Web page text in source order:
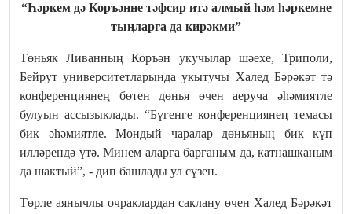
“Һәркем дә Коръәнне тәфсир итә алмый һәм һәркемне
тыңларга да кирәкми”
Төньяк Ливанның Коръән укучылар шәехе, Триполи,
Бейрут университетларында укытучы Халед Бәрәкәт тә
конференциянең бөтен дөнья өчен аеруча әһәмиятле
булуын ассызыклады. “Бүгенге конференциянең темасы
бик әһәмиятле. Мондый чаралар дөньяның бик күп
илләрендә үтә. Минем аларга барганым да, катнашканым
да шактый”, - дип башлады ул сүзен.
Төрле аянычлы очраклардан саклану өчен Халед Бәрәкәт